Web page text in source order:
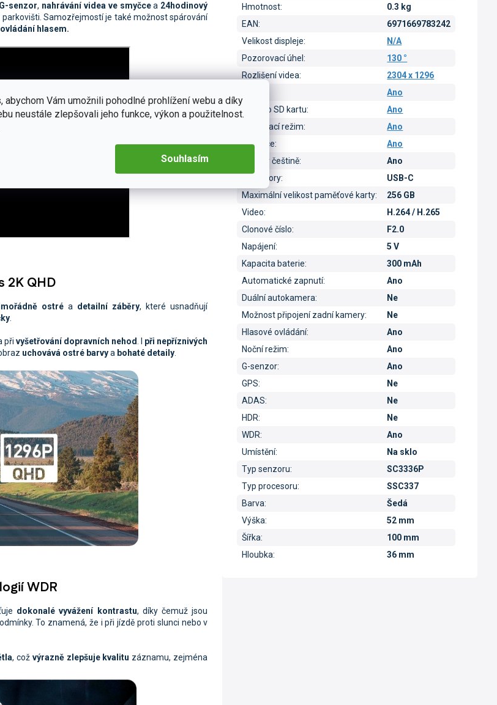
abychom Vám umožnili pohodlné prohlížení webu a díky
neustále zlepšovali jeho funkce, výkon a použitelnost.
Souhlasím
G-senzor, nahrávání videa ve smyčcea 24hodinový
Samozřejmostí je také možnost spárování
ovládání hlasem.
2K QHD
ostré a detailní záběry, které usnadňují
přivyšetřování dopravních nehod
při nepříznivých
uchovává ostré barvya bohaté detaily
WDR
dokonalé vyvážení kontrastu, díky čemuž jsou
To znamená, že i při jízdě proti slunci nebo v
, což výrazně zlepšuje kvalitu záznamu, zejména
Hmotnost:
0.3 kg
EAN:
6971669783242
Velikost displeje:
N/A
Pozorovací úhel:
130 °
Rozlišení videa:
2304 x 1296
Ano
Slot pro SD kartu:
Ano
Parkovací režim:
Ano
Aplikace:
Ano
Menu v češtině:
Ano
Konektory:
USB-C
Maximální velikost paměťové karty:
256 GB
Video:
H.264 / H.265
Clonové číslo:
F2.0
Napájení:
5 V
Kapacita baterie:
300 mAh
Automatické zapnutí:
Ano
Duální autokamera:
Ne
Možnost připojení zadní kamery:
Ne
Hlasové ovládání:
Ano
Noční režim:
Ano
G-senzor:
Ano
GPS:
Ne
ADAS:
Ne
HDR:
Ne
WDR:
Ano
Umístění:
Na sklo
Typ senzoru:
SC3336P
Typ procesoru:
SSC337
Barva:
Šedá
Výška:
52 mm
Šířka:
100 mm
Hloubka: 36 mm